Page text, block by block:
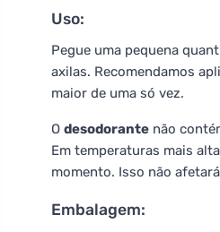
Uso:
Pegue uma pequena
axilas. Recomendamos
maior de uma só vez.
O desodorante não
Em temperaturas mais
momento. Isso não
Embalagem: